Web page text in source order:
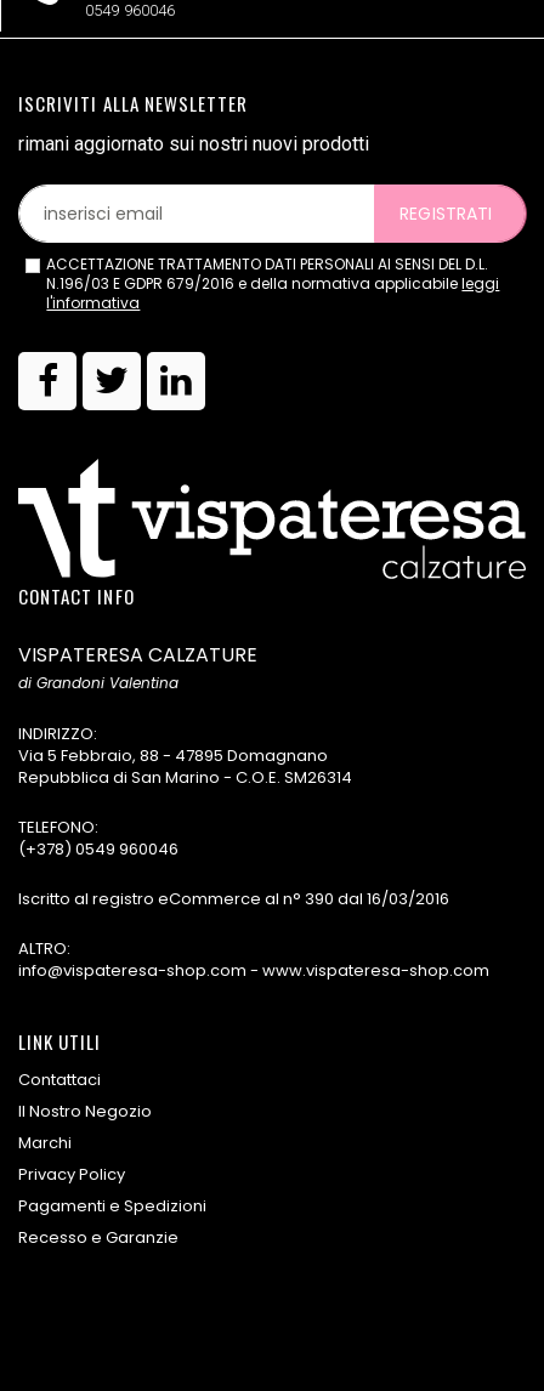
0549 960046
ISCRIVITI ALLA NEWSLETTER
rimani aggiornato sui nostri nuovi prodotti
REGISTRATI
ACCETTAZIONE TRATTAMENTO DATI PERSONALI AI SENSI DEL D.L.
N.196/03 E GDPR 679/2016 e della normativa applicabileleggi
l'informativa
CONTACT INFO
VISPATERESA CALZATURE
di Grandoni Valentina
INDIRIZZO:
Via 5 Febbraio, 88 - 47895 Domagnano
Repubblica di San Marino - C.O.E. SM26314
TELEFONO:
(+378) 0549 960046
Iscritto al registro eCommerce al n° 390 dal 16/03/2016
ALTRO:
info@vispateresa-shop.com - www.vispateresa-shop.com
LINK UTILI
Contattaci
Il Nostro Negozio
Marchi
Privacy Policy
Pagamenti e Spedizioni
Recesso e Garanzie